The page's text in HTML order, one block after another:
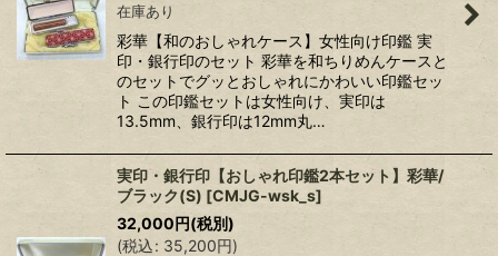
在庫あり
彩華【和のおしゃれケース】女性向け印鑑 実
印・銀行印のセット 彩華を和ちりめんケースと
のセットでグッとおしゃれにかわいい印鑑セッ
ト この印鑑セットは女性向け、実印は
13.5mm、銀行印は12mm丸…
実印・銀行印【おしゃれ印鑑2本セット】彩華/
ブラック(S) [CMJG-wsk_s]
32,000円(税別)
(税込: 35,200円)